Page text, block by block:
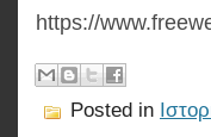
https://
Posted in